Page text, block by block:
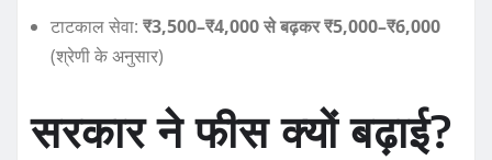
टाटकाल सेवा: ₹3,500–₹4,000 से बढ़कर ₹5,000–₹6,000
(श्रेणी के अनुसार)
सरकार ने फीस क्यों बढ़ाई?